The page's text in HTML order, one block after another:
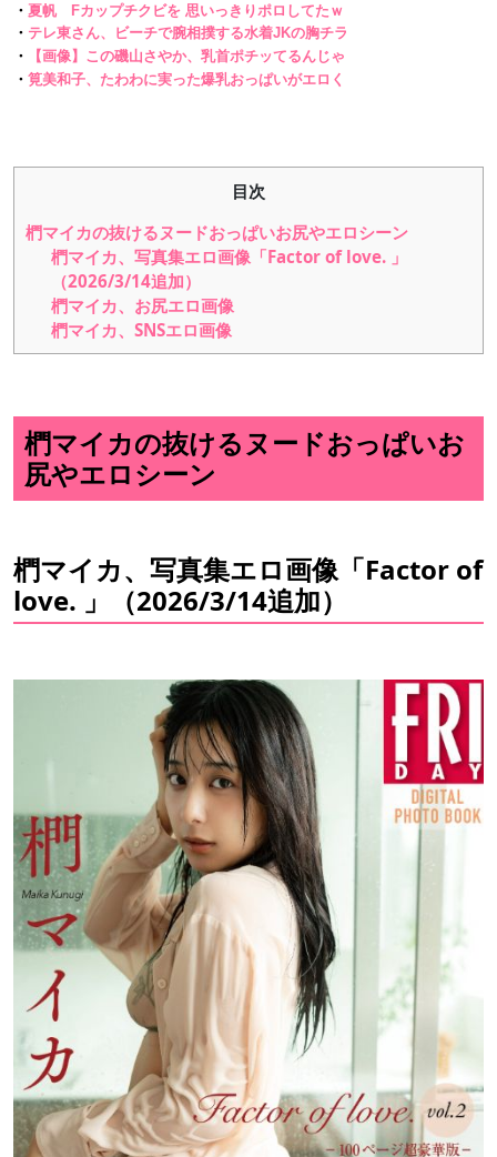
目次
椚マイカの抜けるヌードおっぱいお尻やエロシーン
椚マイカ、写真集エロ画像「Factor of love. 」
（2026/3/14追加）
椚マイカ、お尻エロ画像
椚マイカ、SNSエロ画像
椚マイカの抜けるヌードおっぱいお
尻やエロシーン
椚マイカ、写真集エロ画像「Factor of
love. 」（2026/3/14追加）